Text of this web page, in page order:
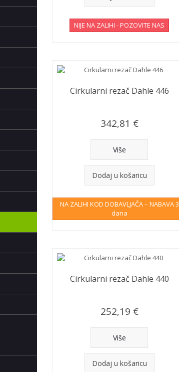
NIJE NA ZALIHI - POZOVITE NAS
Cirkularni rezač Dahle 446
342,81 €
Više
Dodaj u košaricu
NA ZALIHI KOD DOBAVLJAČA – NABAVA 3
dana
Cirkularni rezač Dahle 440
252,19 €
Više
Dodaj u košaricu